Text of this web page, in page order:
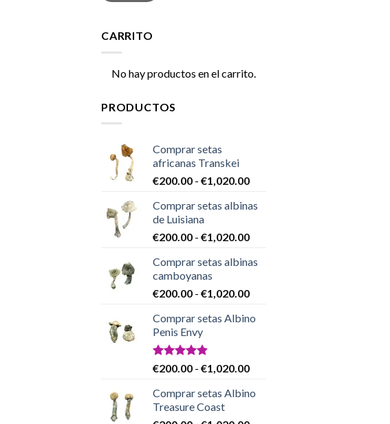
CARRITO
No hay productos en el carrito.
PRODUCTOS
Comprar setas
africanas Transkei
€200.00 - €1,020.00Rango
precios:
€200.00
€1,020.00
Comprar setas albinas
de Luisiana
€200.00 - €1,020.00Rango
precios:
€200.00
€1,020.00
Comprar setas albinas
camboyanas
€200.00 - €1,020.00Rango
precios:
hasta
Comprar setas Albino
Penis Envy
Valorado
de 5
€200.00 - €1,020.00Rango
precios:
Comprar setas Albino
Treasure Coast